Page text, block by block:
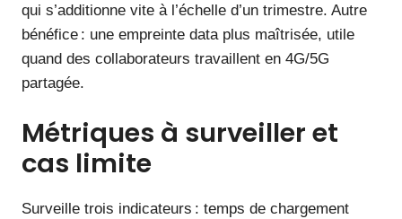
qui s’additionne vite à l’échelle d’un trimestre. Autre
bénéfice : une empreinte data plus maîtrisée, utile
quand des collaborateurs travaillent en 4G/5G
partagée.
Métriques à surveiller et
cas limite
Surveille trois indicateurs : temps de chargement